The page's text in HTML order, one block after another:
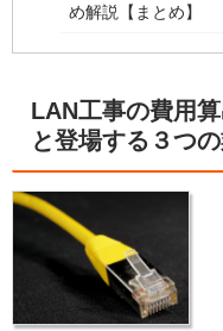
め解説【まとめ】
LAN工事の費用
と登場する３つ